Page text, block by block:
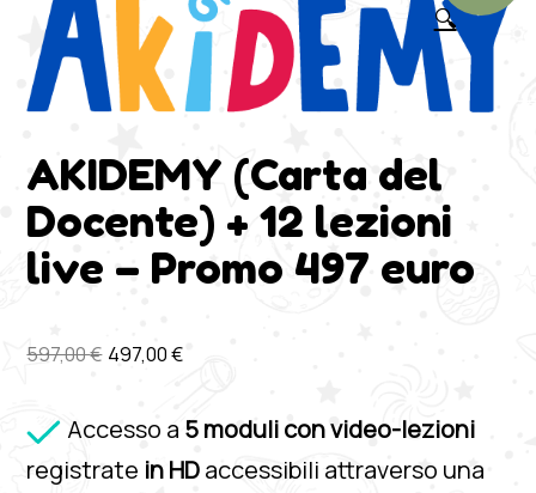
🔍
AKIDEMY (Carta del
Docente) + 12 lezioni
live – Promo 497 euro
597,00€ 497,00€
Accesso a 5 moduli con video-lezioni
registrate in HDaccessibili attraverso una